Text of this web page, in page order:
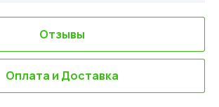
Отзывы
Оплата и Доставка